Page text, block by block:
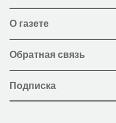
О газете
Обратная связь
Подписка